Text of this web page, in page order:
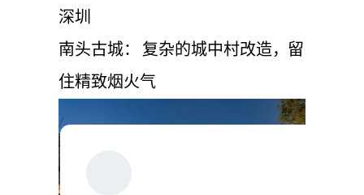
深圳
南头古城： 复杂的城中村改造，留
住精致烟火气